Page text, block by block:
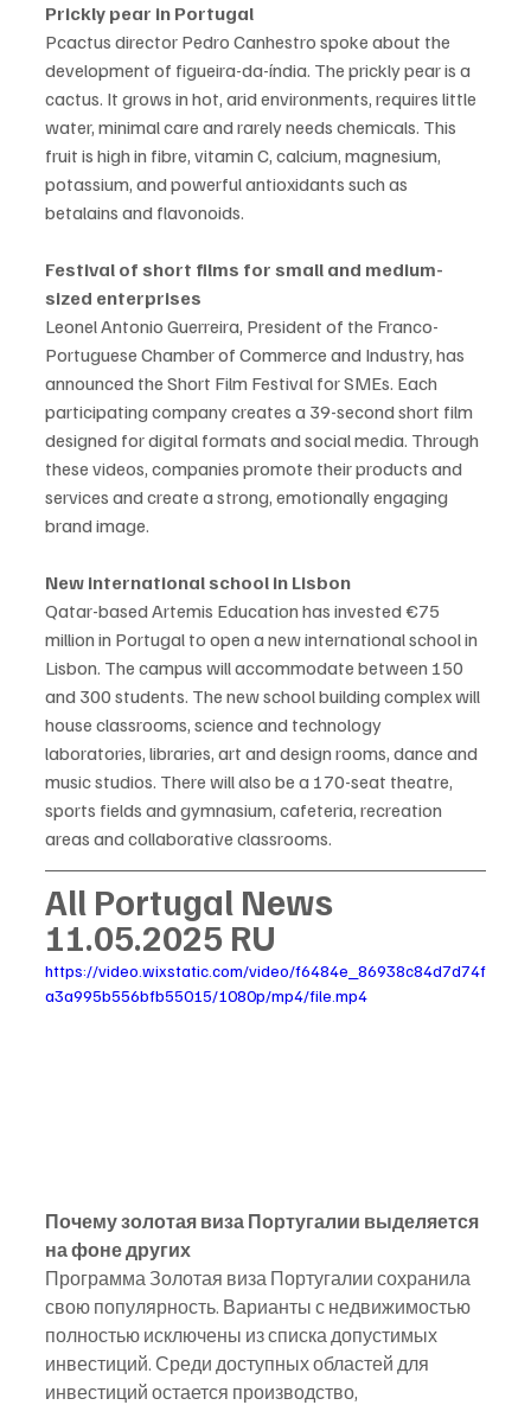
Prickly pear in Portugal
Pcactus director Pedro Canhestro spoke about the
development of figueira-da-índia. The prickly pear is a
cactus. It grows in hot, arid environments, requires little
water, minimal care and rarely needs chemicals. This
fruit is high in fibre, vitamin C, calcium, magnesium,
potassium, and powerful antioxidants such as
betalains and flavonoids.
Festival of short films for small and medium-
sized enterprises
Leonel Antonio Guerreira, President of the Franco-
Portuguese Chamber of Commerce and Industry, has
announced the Short Film Festival for SMEs. Each
participating company creates a 39-second short film
designed for digital formats and social media. Through
these videos, companies promote their products and
services and create a strong, emotionally engaging
brand image.
New international school in Lisbon
Qatar-based Artemis Education has invested €75
million in Portugal to open a new international school in
Lisbon. The campus will accommodate between 150
and 300 students. The new school building complex will
house classrooms, science and technology
laboratories, libraries, art and design rooms, dance and
music studios. There will also be a 170-seat theatre,
sports fields and gymnasium, cafeteria, recreation
areas and collaborative classrooms.
All Portugal News
11.05.2025 RU
https://video.wixstatic.com/video/f6484e_86938c84d7d74f
a3a995b556bfb55015/1080p/mp4/file.mp4
Почему золотая виза Португалии выделяется
на фоне других
Программа Золотая виза Португалии сохранила
свою популярность. Варианты с недвижимостью
полностью исключены из списка допустимых
инвестиций. Среди доступных областей для
инвестиций остается производство,